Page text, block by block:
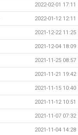
2022-02-01 17:11
2022-01-12 12:11
2021-12-22 11:25
2021-12-04 18:09
2021-11-25 08:57
2021-11-21 19:42
2021-11-15 10:40
2021-11-12 10:51
2021-11-07 07:32
2021-11-04 14:28